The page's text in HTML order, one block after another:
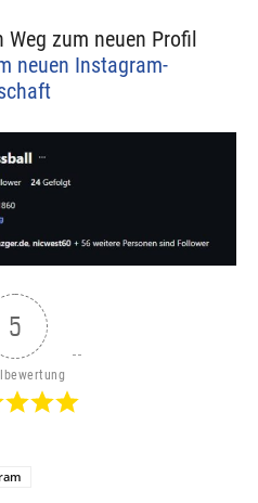
zum neuen Profil
neuen Instagram-
5